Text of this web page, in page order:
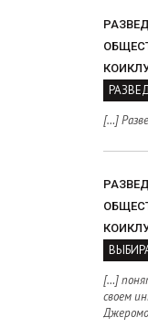
[…]
[…]
своем